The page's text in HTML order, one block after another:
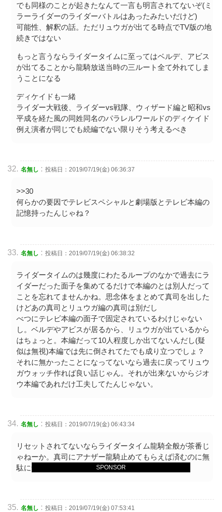
SPONSOR
でも同様のことが起きたなんて一言も明言されてないぞ(ミ
ラーライダーのライダーバトルはあったみたいだけど)
可能性、解釈の話。ただリュウガが出てる時点でTV版の地
続きではない
もっと言うならライダータイムに至ってはベルデ、アビス
が出てることから龍騎放送当時の三ルート全て外れてしま
うことになる
ディケイドも一緒
ライダー大戦後、ライダーvs戦隊、ウィザード編と昭和vs
平成を経た風の同姓同名のパラレルワールドのディケイド
例え演者が同じでも続編でない限りそう考えるべき
名無し : 投稿日：2019/07/19(金) 06:36:37
>>30
何らかの要因でテレビスペシャルと劇場版とテレビ本編の
記憶持ったんじゃね？
名無し : 投稿日：2019/07/19(金) 06:38:32
ライダータイムのは幾度にわたるループのなかで過去にラ
イダーだった面子を集めてるだけで本編のとは別人だって
ことを忘れてませんかね。思念体をまとめて真司を出した
けどあの真司とリュウガ編の真司は別だし
べつにテレビ本編の面子で固定されているわけじゃない
し。ベルデやアビスが居るから、リュウガが出ているから
はちょっと。本編だって10人程度しか出てないんだし(疑
似は無視)本編では先に倒されてたでも成り立つでしょ？
それに無かったことになってないなら過去に戻ってリュウ
ガウォッチ作れば良い話じゃん。それが出来ないからジオ
ウ本編であれだけ工夫してたんじゃない。
名無し : 投稿日：2019/07/19(金) 06:43:34
リセットされてないならライダータイム龍騎全般が茶番じ
ゃねーか。真司にアナザー龍騎止めてもらえば済むのに無
駄に争わせる必要ある？
名無し : 投稿日：2019/07/19(金) 07:53:41